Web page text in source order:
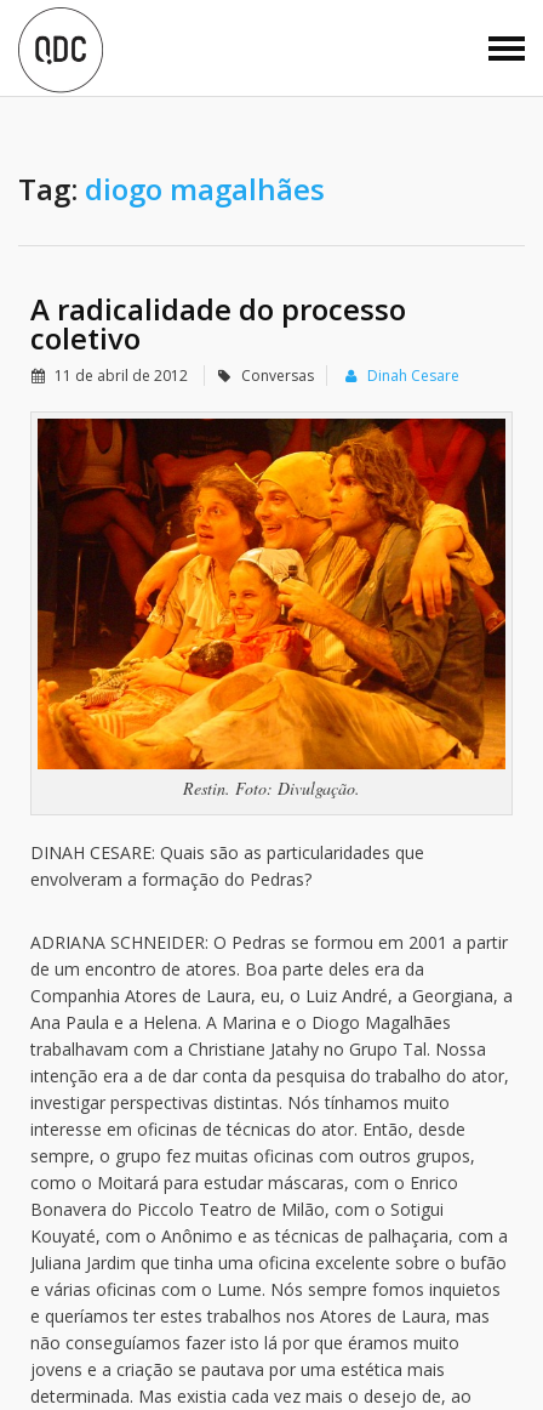
Tag: diogo magalhães
A radicalidade do processo
coletivo
11 de abril de 2012 Conversas Dinah Cesare
Restin. Foto: Divulgação.
DINAH CESARE: Quais são as particularidades que
envolveram a formação do Pedras?
ADRIANA SCHNEIDER: O Pedras se formou em 2001 a partir
de um encontro de atores. Boa parte deles era da
Companhia Atores de Laura, eu, o Luiz André, a Georgiana, a
Ana Paula e a Helena. A Marina e o Diogo Magalhães
trabalhavam com a Christiane Jatahy no Grupo Tal. Nossa
intenção era a de dar conta da pesquisa do trabalho do ator,
investigar perspectivas distintas. Nós tínhamos muito
interesse em oficinas de técnicas do ator. Então, desde
sempre, o grupo fez muitas oficinas com outros grupos,
como o Moitará para estudar máscaras, com o Enrico
Bonavera do Piccolo Teatro de Milão, com o Sotigui
Kouyaté, com o Anônimo e as técnicas de palhaçaria, com a
Juliana Jardim que tinha uma oficina excelente sobre o bufão
e várias oficinas com o Lume. Nós sempre fomos inquietos
e queríamos ter estes trabalhos nos Atores de Laura, mas
não conseguíamos fazer isto lá por que éramos muito
jovens e a criação se pautava por uma estética mais
determinada. Mas existia cada vez mais o desejo de, ao